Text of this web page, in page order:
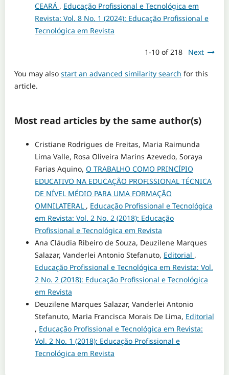
CEARÁ , Educação Profissional e Tecnológica em
Revista: Vol. 8 No. 1 (2024): Educação Profissional e
Tecnológica em Revista
1-10 of 218 Next
You may also start an advanced similarity search for this
article.
Most read articles by the same author(s)
Cristiane Rodrigues de Freitas, Maria Raimunda
Lima Valle, Rosa Oliveira Marins Azevedo, Soraya
Farias Aquino, O TRABALHO COMO PRINCÍPIO
EDUCATIVO NA EDUCAÇÃO PROFISSIONAL TÉCNICA
DE NÍVEL MÉDIO PARA UMA FORMAÇÃO
OMNILATERAL , Educação Profissional e Tecnológica
em Revista: Vol. 2 No. 2 (2018): Educação
Profissional e Tecnológica em Revista
Ana Cláudia Ribeiro de Souza, Deuzilene Marques
Salazar, Vanderlei Antonio Stefanuto, Editorial ,
Educação Profissional e Tecnológica em Revista: Vol.
2 No. 2 (2018): Educação Profissional e Tecnológica
em Revista
Deuzilene Marques Salazar, Vanderlei Antonio
Stefanuto, Maria Francisca Morais De Lima, Editorial
, Educação Profissional e Tecnológica em Revista:
Vol. 2 No. 1 (2018): Educação Profissional e
Tecnológica em Revista